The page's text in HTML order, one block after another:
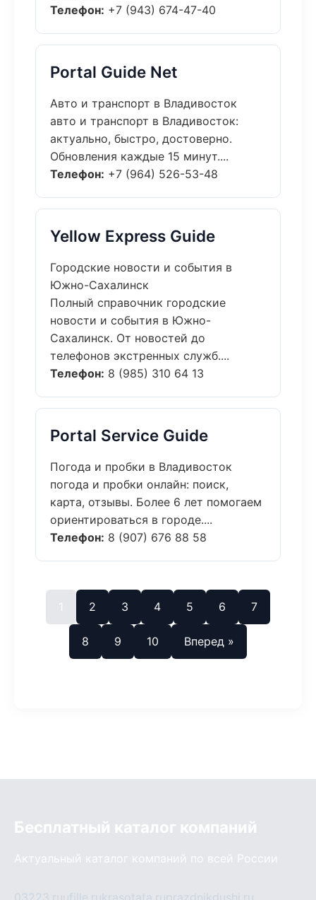
Телефон: +7 (943) 674-47-40
Portal Guide Net
Авто и транспорт в Владивосток
авто и транспорт в Владивосток:
актуально, быстро, достоверно.
Обновления каждые 15 минут....
Телефон: +7 (964) 526-53-48
Yellow Express Guide
Городские новости и события в
Южно-Сахалинск
Полный справочник городские
новости и события в Южно-
Сахалинск. От новостей до
телефонов экстренных служб....
Телефон: 8 (985) 310 64 13
Portal Service Guide
Погода и пробки в Владивосток
погода и пробки онлайн: поиск,
карта, отзывы. Более 6 лет помогаем
ориентироваться в городе....
Телефон: 8 (907) 676 88 58
1 2 3 4 5 6 7
8 9 10 Вперед »
Бесплатный каталог компаний
Актуальный каталог компаний по всей России
03223.ru ufille.rukrasotata.ruprazdnikdushi.ru